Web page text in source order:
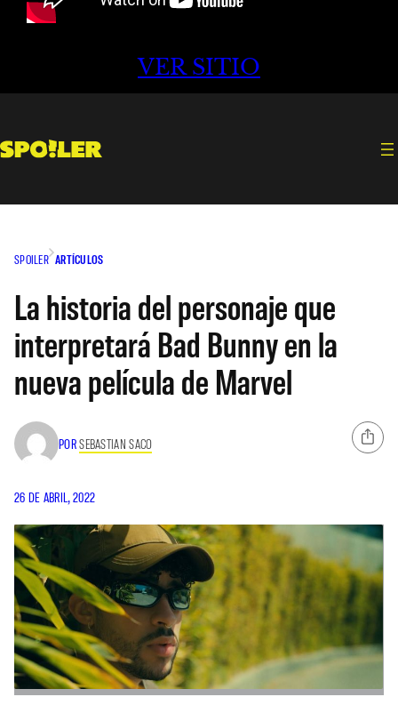
VER SITIO
SPOILER ARTÍCULOS
La historia del personaje que
interpretará Bad Bunny en la
nueva película de Marvel
PORSEBASTIAN SACO
26 DE ABRIL, 2022